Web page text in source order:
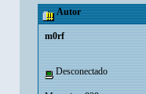
Autor
m0rf
Desconectado